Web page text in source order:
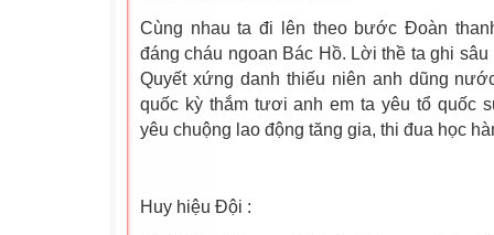
Cùng nhau ta đi lên theo bước Đoàn
đáng cháu ngoan Bác Hồ. Lời thề ta ghi
Quyết xứng danh thiếu niên anh dũng
quốc kỳ thắm tươi anh em ta yêu tổ quốc
yêu chuộng lao động tăng gia, thi đua học
Huy hiệu Đội :